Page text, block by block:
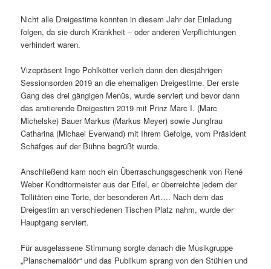
Nicht alle Dreigestirne konnten in diesem Jahr der Einladung
folgen, da sie durch Krankheit – oder anderen Verpflichtungen
verhindert waren.
Vizepräsent Ingo Pohlkötter verlieh dann den diesjährigen
Sessionsorden 2019 an die ehemaligen Dreigestirne. Der erste
Gang des drei gängigen Menüs, wurde serviert und bevor dann
das amtierende Dreigestirn 2019 mit Prinz Marc I. (Marc
Michelske) Bauer Markus (Markus Meyer) sowie Jungfrau
Catharina (Michael Everwand) mit Ihrem Gefolge, vom Präsident
Schäfges auf der Bühne begrüßt wurde.
Anschließend kam noch ein Überraschungsgeschenk von René
Weber Konditormeister aus der Eifel, er überreichte jedem der
Tollitäten eine Torte, der besonderen Art…. Nach dem das
Dreigestirn an verschiedenen Tischen Platz nahm, wurde der
Hauptgang serviert.
Für ausgelassene Stimmung sorgte danach die Musikgruppe
„Planschemalöör“ und das Publikum sprang von den Stühlen und